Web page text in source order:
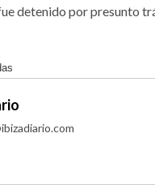
detenido por presunto